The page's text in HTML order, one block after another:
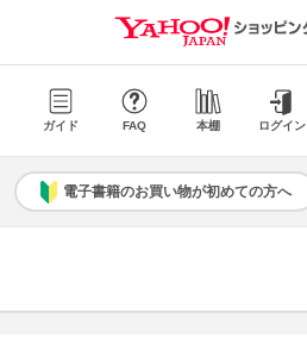
ガイド FAQ 本棚 ログイン
電子書籍のお買い物が初めての方へ